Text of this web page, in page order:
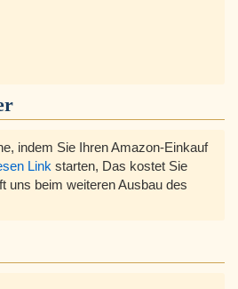
indem Sie Ihren Amazon-Einkauf
Link starten, Das kostet Sie
uns beim weiteren Ausbau des